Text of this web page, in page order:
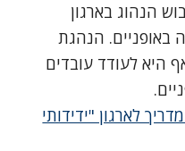
הנהוג בארגון
באופניים. הנהגת
היא לעודד עובדים
לארגון "ידידותי